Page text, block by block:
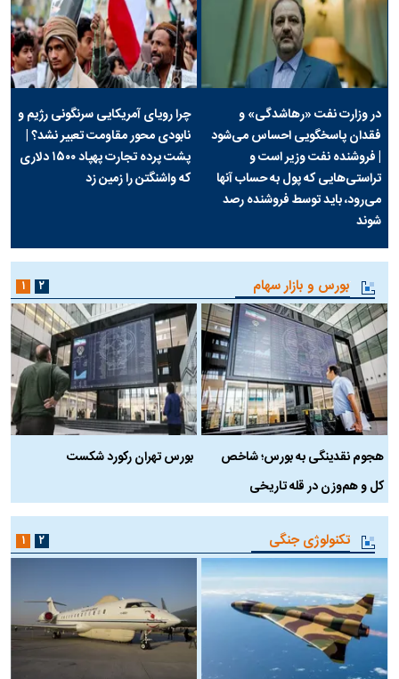
در وزارت نفت «رهاشدگی» و
فقدان پاسخگویی احساس می‌شود
| فروشنده نفت وزیر است و
تراستی‌هایی که پول به حساب آنها
می‌رود، باید توسط فروشنده رصد
شوند
چرا رویای آمریکایی سرنگونی رژیم و
نابودی محور مقاومت تعبیر نشد؟ |
پشت پرده تجارت پهپاد‌ ۱۵۰۰ دلاری
که واشنگتن را زمین زد
بورس و بازار سهام
هجوم نقدینگی به بورس؛ شاخص
کل و هم‌وزن در قله تاریخی
بورس تهران رکورد شکست
۱ ۲
تکنولوژی جنگی ۱ ۲